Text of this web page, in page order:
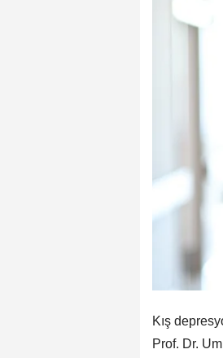
Kış
Prof. Dr.